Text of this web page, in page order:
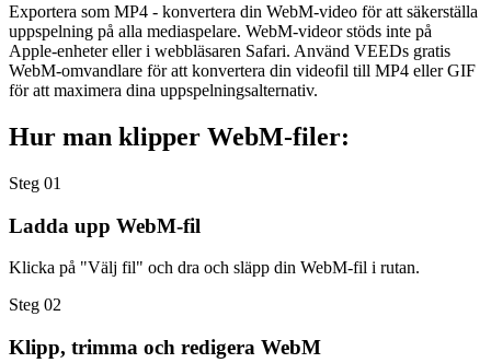
Exportera som MP4 - konvertera din WebM-video för att säkerställa
uppspelning på alla mediaspelare. WebM-videor stöds inte på
Apple-enheter eller i webbläsaren Safari. Använd VEEDs gratis
WebM-omvandlare för att konvertera din videofil till MP4 eller GIF
för att maximera dina uppspelningsalternativ.
Hur man klipper WebM-filer:
Steg 01
Ladda upp WebM-fil
Klicka på "Välj fil" och dra och släpp din WebM-fil i rutan.
Steg 02
Klipp, trimma och redigera WebM